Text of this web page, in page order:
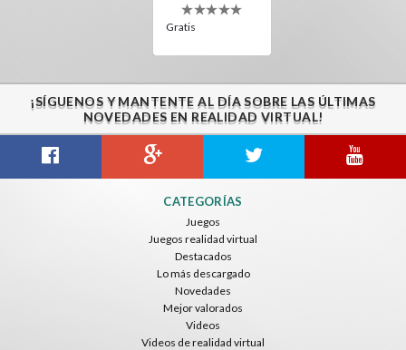
Gratis
¡SÍGUENOS Y MANTENTE AL DÍA SOBRE LAS ÚLTIMAS
NOVEDADES EN REALIDAD VIRTUAL!
CATEGORÍAS
Juegos
Juegos realidad virtual
Destacados
Lo más descargado
Novedades
Mejor valorados
Videos
Videos de realidad virtual